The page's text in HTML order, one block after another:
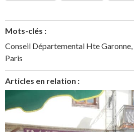
Mots-clés :
Conseil Départemental Hte Garonne,
Paris
Articles en relation :